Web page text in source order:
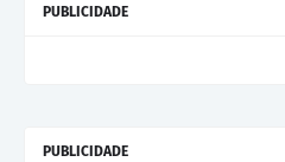
PUBLICIDADE
PUBLICIDADE